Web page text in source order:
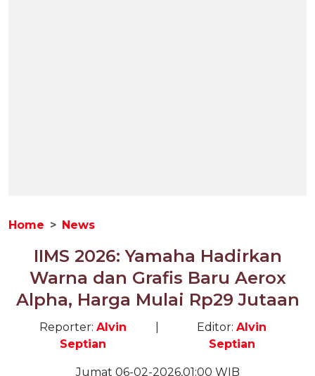
Home News
IIMS 2026: Yamaha Hadirkan
Warna dan Grafis Baru Aerox
Alpha, Harga Mulai Rp29 Jutaan
Reporter: Alvin
Septian
Editor:Alvin
Septian
Jumat 06-02-2026,01:00 WIB